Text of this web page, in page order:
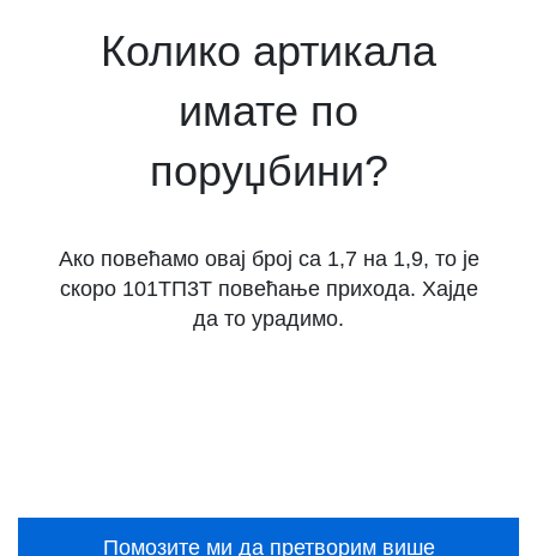
Колико артикала
имате по
поруџбини?
Ако повећамо овај број са 1,7 на 1,9, то је
скоро 101ТП3Т повећање прихода. Хајде
да то урадимо.
Помозите ми да претворим више